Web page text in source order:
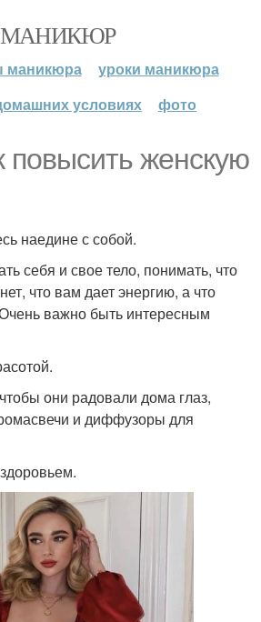
МАНИКЮР
маникюра
уроки маникюра
условиях
фото
повысить женскую
наедине с собой.
себя и свое тело, понимать, что
что вам дает энергию, а что
важно быть интересным
они радовали дома глаз,
и диффузоры для